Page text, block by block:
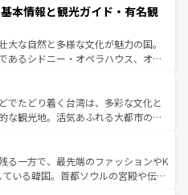
では、音楽と美食が融合した独特の
アメリカの各地域で異なる魅力を楽
性と豊かな歴史を感じることができ
ドトリップや列車の旅も、アメリカ
また、定番の観光地といえばオアフ
求めるならマウイ島やカウアイ島が
グリーンに輝く海をはじめ、豊かな
いる。「アロハスピリット」と呼ば
ルフードやハワイアンミュージッ
スなど、すべてがハワイの魅力を彩
に新しい発見と感動が待っているハ
本情報と観光ガイド・有名観
大な自然と多様な文化が魅力の国。
あるシドニー・オペラハウス、オー
部にそびえるウルル（エアーズロッ
しい原生林やケアンズの熱帯雨林な
ん。また、カフェやワイン、オージ
も充実しており、サーフィンやダイ
ど、アウトドア好きにはたまらな
多彩な魅力を存分に味わいつくそ
でたどり着く台湾は、多彩な文化と
な観光地。活気あふれる大都市の台
帯である台湾東部など、都市の喧騒
しており、訪れる人に新しい発見と
る。また、奥深い台湾の食文化も魅
る一方で、最先端のファッションやK
いる韓国。首都ソウルの宮殿や伝統